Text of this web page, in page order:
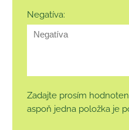
Negatíva:
Zadajte prosím
aspoň jedna položka je